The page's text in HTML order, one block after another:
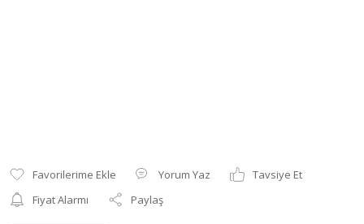
Yorum Yaz
Tavsiye Et
Fiyat Alarmı
Paylaş